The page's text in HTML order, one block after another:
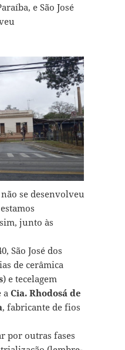
e São José
se desenvolveu
junto às
São José dos
de cerâmica
) e tecelagem
a Cia. Rhodosá de
, fabricante de fios
por outras fases